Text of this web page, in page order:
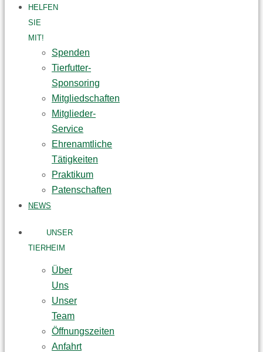
HELFEN
SIE
MIT!
Spenden
Tierfutter-
Sponsoring
Mitgliedschaften
Mitglieder-
Service
Ehrenamtliche
Tätigkeiten
Praktikum
Patenschaften
NEWS
UNSER
TIERHEIM
Über
Uns
Unser
Team
Öffnungszeiten
Anfahrt